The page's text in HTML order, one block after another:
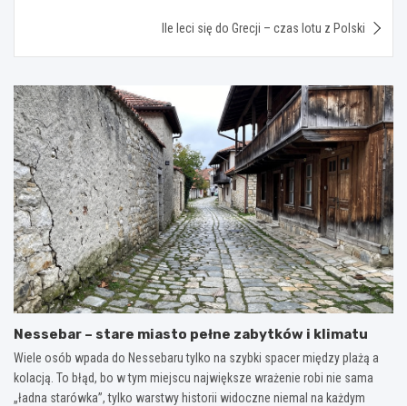
Ile leci się do Grecji – czas lotu z Polski
Nessebar – stare miasto pełne zabytków i klimatu
Wiele osób wpada do Nessebaru tylko na szybki spacer między plażą a
kolacją. To błąd, bo w tym miejscu największe wrażenie robi nie sama
„ładna starówka”, tylko warstwy historii widoczne niemal na każdym